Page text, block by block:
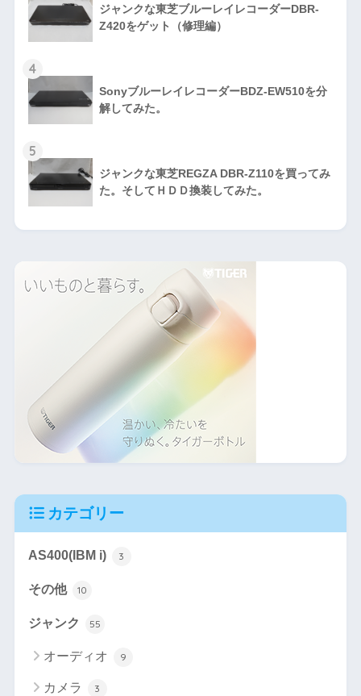
ジャンクな東芝ブルーレイレコーダーDBR-
Z420をゲット（修理編）
4
SonyブルーレイレコーダーBDZ-EW510を分
解してみた。
5
ジャンクな東芝REGZA DBR-Z110を買ってみ
た。そしてＨＤＤ換装してみた。
カテゴリー
AS400(IBM i) 3
その他 10
ジャンク 55
オーディオ 9
カメラ 3